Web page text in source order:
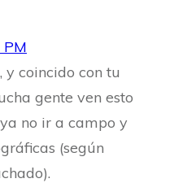
y coincido con tu
gente ven esto
no ir a campo y
(según